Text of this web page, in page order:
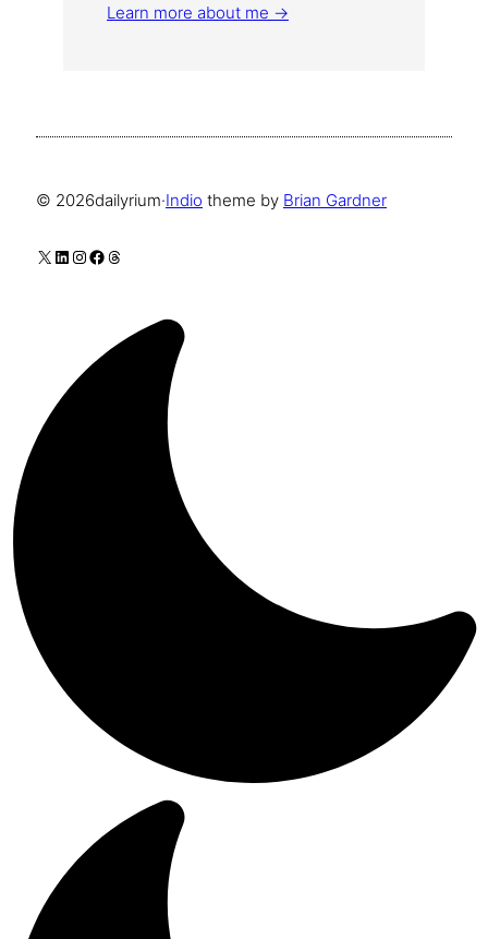
Learn more about me →
© 2026dailyrium·Indio theme by Brian Gardner
X LinkedIn
Instagram
Facebook
Threads